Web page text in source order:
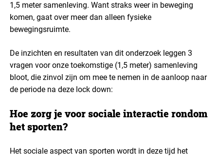
1,5 meter samenleving. Want straks weer in beweging
komen, gaat over meer dan alleen fysieke
bewegingsruimte.
De inzichten en resultaten van dit onderzoek leggen 3
vragen voor onze toekomstige (1,5 meter) samenleving
bloot, die zinvol zijn om mee te nemen in de aanloop naar
de periode na deze lock down:
Hoe zorg je voor sociale interactie rondom
het sporten?
Het sociale aspect van sporten wordt in deze tijd het